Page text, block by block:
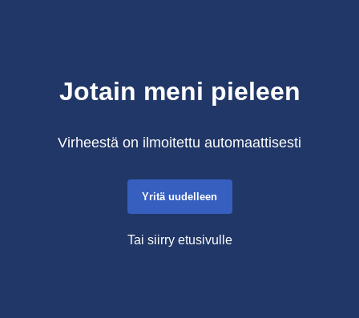
Jotain meni pieleen
Virheestä on ilmoitettu automaattisesti
Yritä uudelleen
Tai siirry etusivulle